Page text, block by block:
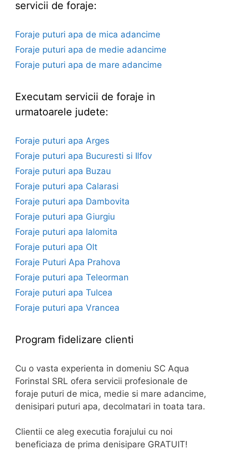
servicii de foraje:
Foraje puturi apa de mica adancime
Foraje puturi apa de medie adancime
Foraje puturi apa de mare adancime
Executam servicii de foraje in
urmatoarele judete:
Foraje puturi apa Arges
Foraje puturi apa Bucuresti si Ilfov
Foraje puturi apa Buzau
Foraje puturi apa Calarasi
Foraje puturi apa Dambovita
Foraje puturi apa Giurgiu
Foraje puturi apa Ialomita
Foraje puturi apa Olt
Foraje Puturi Apa Prahova
Foraje puturi apa Teleorman
Foraje puturi apa Tulcea
Foraje puturi apa Vrancea
Program fidelizare clienti
Cu o vasta experienta in domeniu SC Aqua
Forinstal SRL ofera servicii profesionale de
foraje puturi de mica, medie si mare adancime,
denisipari puturi apa, decolmatari in toata tara.
Clientii ce aleg executia forajului cu noi
beneficiaza de prima denisipare GRATUIT!